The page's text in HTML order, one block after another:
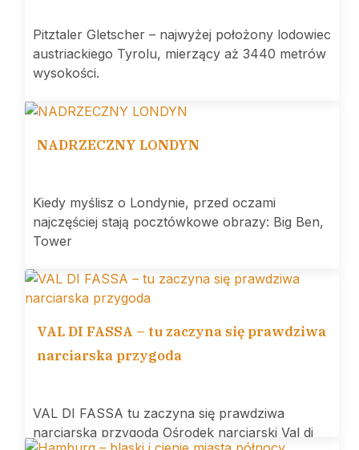
Pitztaler Gletscher – najwyżej położony lodowiec
austriackiego Tyrolu, mierzący aż 3440 metrów
wysokości.
NADRZECZNY LONDYN
Kiedy myślisz o Londynie, przed oczami
najczęściej stają pocztówkowe obrazy: Big Ben,
Tower
VAL DI FASSA – tu zaczyna się prawdziwa
narciarska przygoda
VAL DI FASSA tu zaczyna się prawdziwa
narciarska przygoda Ośrodek narciarski Val di